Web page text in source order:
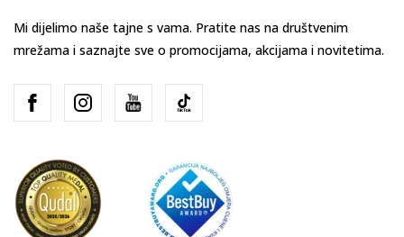
Mi dijelimo naše tajne s vama. Pratite nas na društvenim
mrežama i saznajte sve o promocijama, akcijama i novitetima.